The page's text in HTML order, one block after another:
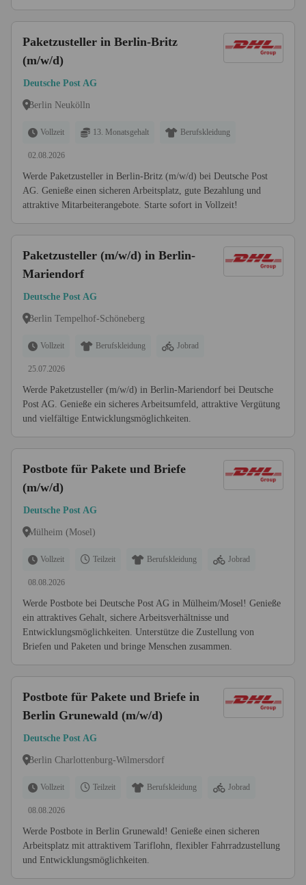
Paketzusteller in Berlin-Britz
(m/w/d)
Deutsche Post AG
Berlin Neukölln
Vollzeit 13. Monatsgehalt Berufskleidung
02.08.2026
Werde Paketzusteller in Berlin-Britz (m/w/d) bei Deutsche Post
AG. Genieße einen sicheren Arbeitsplatz, gute Bezahlung und
attraktive Mitarbeiterangebote. Starte sofort in Vollzeit!
Paketzusteller (m/w/d) in Berlin-
Mariendorf
Deutsche Post AG
Berlin Tempelhof-Schöneberg
Vollzeit Berufskleidung Jobrad
25.07.2026
Werde Paketzusteller (m/w/d) in Berlin-Mariendorf bei Deutsche
Post AG. Genieße ein sicheres Arbeitsumfeld, attraktive Vergütung
und vielfältige Entwicklungsmöglichkeiten.
Postbote für Pakete und Briefe
(m/w/d)
Deutsche Post AG
Mülheim (Mosel)
Vollzeit Teilzeit Berufskleidung Jobrad
08.08.2026
Werde Postbote bei Deutsche Post AG in Mülheim/Mosel! Genieße
ein attraktives Gehalt, sichere Arbeitsverhältnisse und
Entwicklungsmöglichkeiten. Unterstütze die Zustellung von
Briefen und Paketen und bringe Menschen zusammen.
Postbote für Pakete und Briefe in
Berlin Grunewald (m/w/d)
Deutsche Post AG
Berlin Charlottenburg-Wilmersdorf
Vollzeit Teilzeit Berufskleidung Jobrad
08.08.2026
Werde Postbote in Berlin Grunewald! Genieße einen sicheren
Arbeitsplatz mit attraktivem Tariflohn, flexibler Fahrradzustellung
und Entwicklungsmöglichkeiten.